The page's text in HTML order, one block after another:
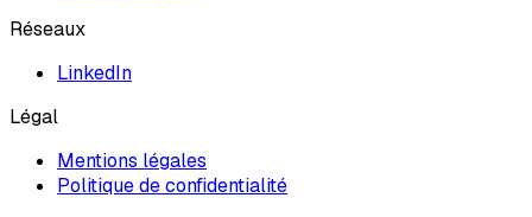
Réseaux
LinkedIn
Légal
Mentions légales
Politique de confidentialité